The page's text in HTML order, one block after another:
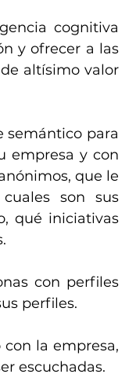
cognitiva
y ofrecer a las
altísimo valor
semántico para
empresa y con
que le
son sus
qué iniciativas
con perfiles
perfiles.
la empresa,
escuchadas.